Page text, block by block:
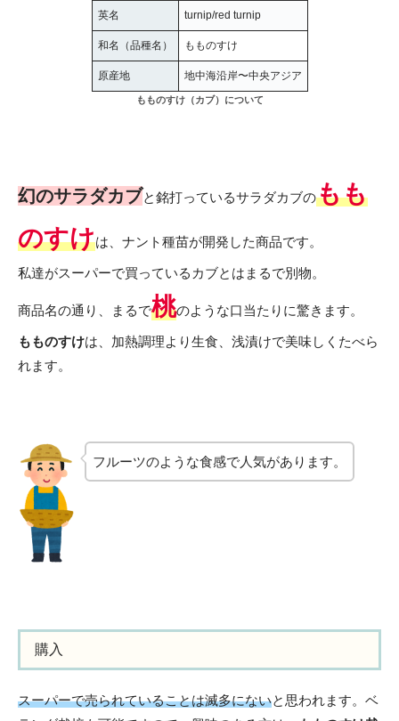
英名 turnip/red turnip
和名（品種名） もものすけ
原産地 地中海沿岸〜中央アジア
もものすけ（カブ）について
幻のサラダカブと銘打っているサラダカブのもも
のすけは、ナント種苗が開発した商品です。
私達がスーパーで買っているカブとはまるで別物。
商品名の通り、まるで桃のような口当たりに驚きます。
もものすけは、加熱調理より生食、浅漬けで美味しくたべら
れます。
フルーツのような食感で人気があります。
購入
スーパーで売られていることは滅多にないと思われます。ベ